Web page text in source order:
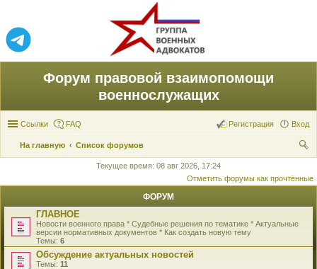
Форум правовой взаимопомощи
военнослужащих
Ссылки FAQ Вход
Регистрация
На главную
Список форумов
ск
Текущее время: 08 авг 2026, 17:24
Отметить форумы как прочтённые
ФОРУМ
ГЛАВНОЕ
Новости военного права * Судебные решения по тематике * Актуальные
версии нормативных документов * Как создать новую тему
Темы: 6
Обсуждение актуальных новостей
Темы: 11